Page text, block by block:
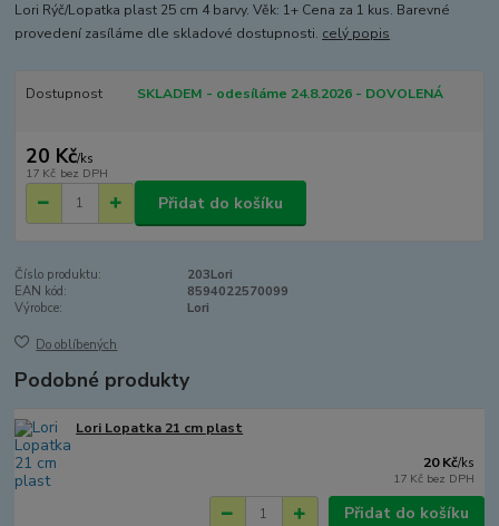
Lori Rýč/Lopatka plast 25 cm 4 barvy. Věk: 1+ Cena za 1 kus. Barevné
provedení zasíláme dle skladové dostupnosti. celý popis
Dostupnost SKLADEM - odesíláme 24.8.2026 - DOVOLENÁ
20 Kč/ks
17 Kč bez DPH
Přidat do košíku
Číslo produktu:
203Lori
EAN kód:
8594022570099
Výrobce:
Lori
Do oblíbených
Podobné produkty
Lori Lopatka 21 cm plast
20 Kč/ks
17 Kč bez DPH
Přidat do košíku